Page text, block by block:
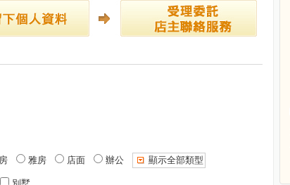
雅房 店面 辦公 顯示全部類型